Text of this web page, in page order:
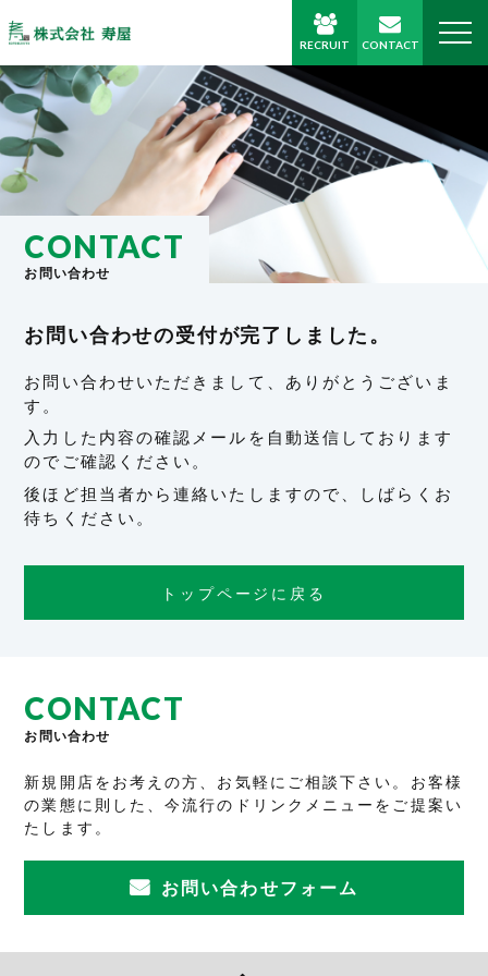
RECRUIT CONTACT
CONTACT
お問い合わせ
お問い合わせの受付が完了しました。
お問い合わせいただきまして、 ありがとうございま
す。
入力した内容の確認メールを 自動送信しております
のでご確認ください。
後ほど担当者から連絡いたしますので、
しばらくお
待ちください。
トップページに戻る
CONTACT
お問い合わせ
新規開店をお考えの方、お気軽にご相談下さい。お客様
の業態に則した、今流行のドリンクメニューをご提案い
たします。
お問い合わせフォーム